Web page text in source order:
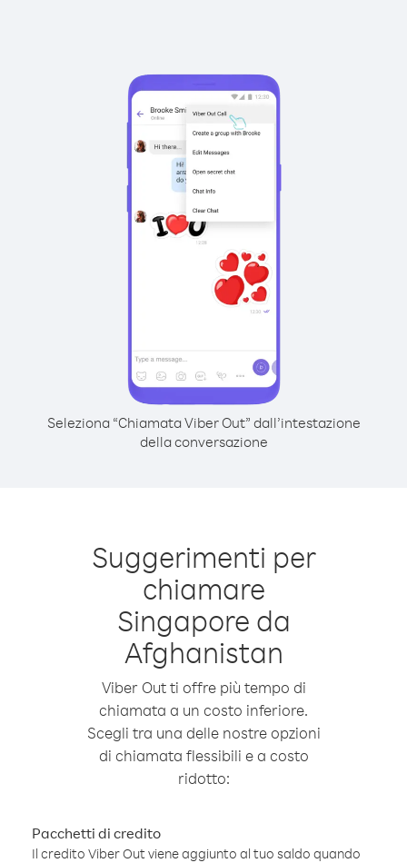
Seleziona “Chiamata Viber Out” dall’intestazione
della conversazione
Suggerimenti per
chiamare
Singapore da
Afghanistan
Viber Out ti offre più tempo di
chiamata a un costo inferiore.
Scegli tra una delle nostre opzioni
di chiamata flessibili e a costo
ridotto:
Pacchetti di credito
Il credito Viber Out viene aggiunto al tuo saldo quando